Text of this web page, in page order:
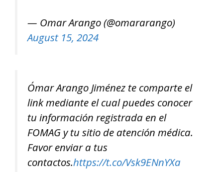
— Omar Arango (@omararango)
August 15, 2024
Ómar Arango Jiménez te comparte el
link mediante el cual puedes conocer
tu información registrada en el
FOMAG y tu sitio de atención médica.
Favor enviar a tus
contactos.https://t.co/Vsk9ENnYXa